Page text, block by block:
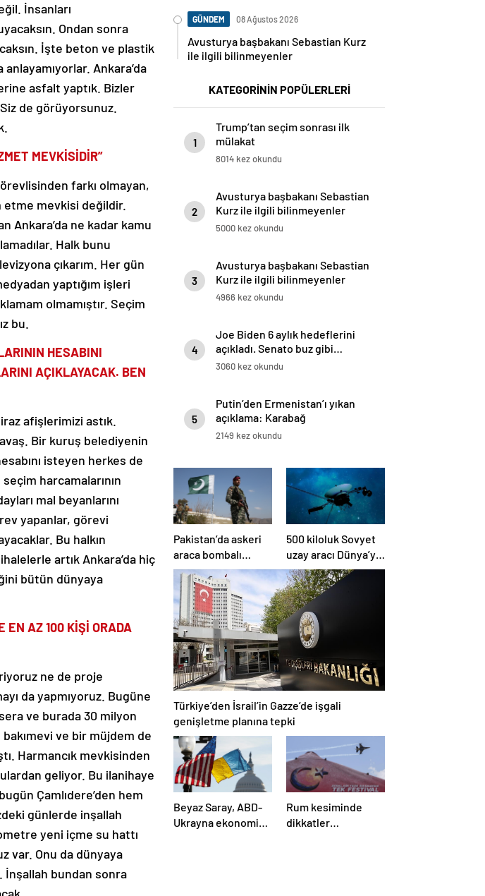
İnsanları
Ondan sonra
İşte beton ve plastik
Ankara’da
asfalt yaptık. Bizler
de görüyorsunuz.
MEVKİSİDİR”
farkı olmayan,
etme mevkisi değildir.
Ankara’da ne kadar kamu
Halk bunu
çıkarım. Her gün
yaptığım işleri
olmamıştır. Seçim
bu.
HESABINI
AÇIKLAYACAK. BEN
afişlerimizi astık.
Bir kuruş belediyenin
isteyen herkes de
harcamalarının
mal beyanlarını
yapanlar, görevi
Bu halkın
artık Ankara’da hiç
bütün dünyaya
EN AZ 100 KİŞİ ORADA
ne de proje
da yapmıyoruz. Bugüne
ve burada 30 milyon
ve bir müjdem de
Harmancık mevkisinden
geliyor. Bu ilanihaye
Çamlıdere’den hem
günlerde inşallah
yeni içme su hattı
var. Onu da dünyaya
İnşallah bundan sonra
GÜNDEM 08 Ağustos 2026
Avusturya başbakanı Sebastian Kurz
ile ilgili bilinmeyenler
KATEGORİNİN POPÜLERLERİ
1
Trump’tan seçim sonrası ilk
mülakat
8014 kez okundu
2
Avusturya başbakanı Sebastian
Kurz ile ilgili bilinmeyenler
5000 kez okundu
3
Avusturya başbakanı Sebastian
Kurz ile ilgili bilinmeyenler
4966 kez okundu
4
Joe Biden 6 aylık hedeflerini
açıkladı. Senato buz gibi…
3060 kez okundu
5
Putin’den Ermenistan’ı yıkan
açıklama: Karabağ
Azerbaycan’ın ayrılmaz bir
2149 kez okundu
Pakistan’da askeri
araca bombalı
saldırı düzenlendi
500 kiloluk Sovyet
uzay aracı Dünya’ya
düşüyor: Türkiye de
risk altında
Türkiye’den İsrail’in Gazze’de işgali
genişletme planına tepki
Beyaz Saray, ABD-
Ukrayna ekonomik
Rum kesiminde
dikkatler